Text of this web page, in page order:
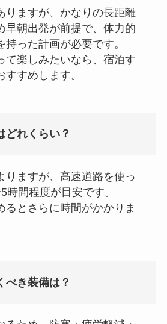
りますが、かなりの長距離
早朝出発が前提で、体力的
持った計画が必要です。
て楽しみたいなら、宿泊す
すすめします。
どれくらい？
りますが、高速道路を使っ
時間程度が目安です。
るとさらに時間がかかりま
べき装備は？